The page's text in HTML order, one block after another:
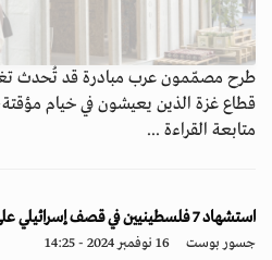
طرح مصمّمون عرب مبادرة قد تُحدث
قطاع غزة الذين يعيشون في خيام
متابعة القراءة ...
استشهاد 7 فلسطينيين في قصف إسرائيلي على عدة مناطق بغزة
جسور بوست 16 نوفمبر 2024 - 14:25